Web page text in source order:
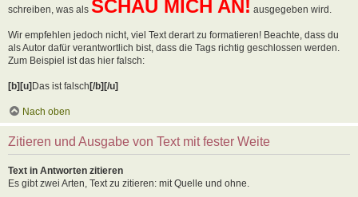
schreiben, was als SCHAU MICH AN! ausgegeben wird.
Wir empfehlen jedoch nicht, viel Text derart zu formatieren! Beachte, dass du
als Autor dafür verantwortlich bist, dass die Tags richtig geschlossen werden.
Zum Beispiel ist das hier falsch:
[b][u]Das ist falsch[/b][/u]
Nach oben
Zitieren und Ausgabe von Text mit fester Weite
Text in Antworten zitieren
Es gibt zwei Arten, Text zu zitieren: mit Quelle und ohne.